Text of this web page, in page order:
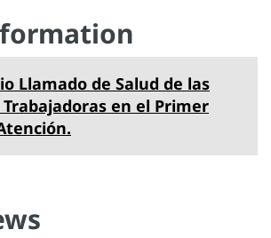
Llamado de Salud de las
Trabajadoras en el Primer